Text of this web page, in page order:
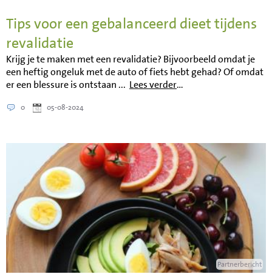
Tips voor een gebalanceerd dieet tijdens
revalidatie
Krijg je te maken met een revalidatie? Bijvoorbeeld omdat je
een heftig ongeluk met de auto of fiets hebt gehad? Of omdat
er een blessure is ontstaan ... Lees verder…
0 05-08-2024
Partnerbericht